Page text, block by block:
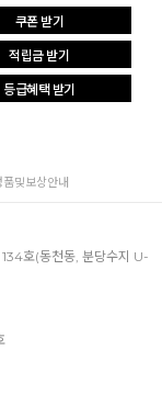
쿠폰 받기
적립금 받기
등급혜택 받기
품및보상안내
호(동천동, 분당수지 U-